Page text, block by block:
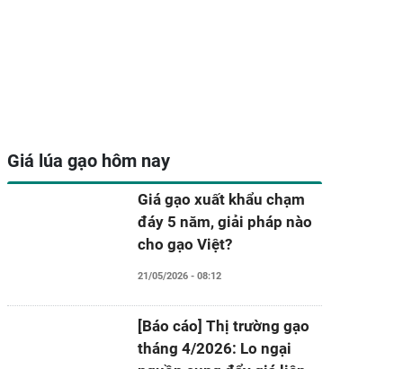
Giá lúa gạo hôm nay
Giá gạo xuất khẩu chạm
đáy 5 năm, giải pháp nào
cho gạo Việt?
21/05/2026 - 08:12
[Báo cáo] Thị trường gạo
tháng 4/2026: Lo ngại